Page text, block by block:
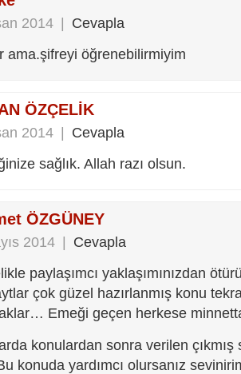
2014 | Cevapla
ama.şifreyi öğrenebilirmiyim
ÖZÇELİK
2014 | Cevapla
sağlık. Allah razı olsun.
ÖZGÜNEY
2014 | Cevapla
paylaşımcı yaklaşımınızdan
çok güzel hazırlanmış konu
Emeği geçen herkese
konulardan sonra verilen çıkmış
konuda yardımcı olursanız